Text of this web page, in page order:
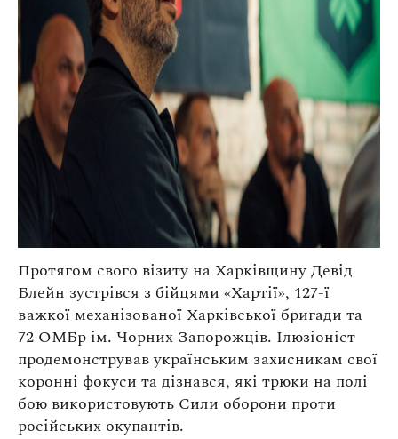
Протягом свого візиту на Харківщину Девід
Блейн зустрівся з бійцями «Хартії», 127-ї
важкої механізованої Харківської бригади та
72 ОМБр ім. Чорних Запорожців. Ілюзіоніст
продемонстрував українським захисникам свої
коронні фокуси та дізнався, які трюки на полі
бою використовують Сили оборони проти
російських окупантів.